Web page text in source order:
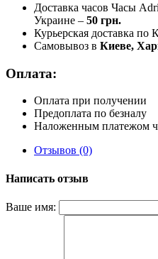
Доставка часов Часы
Украине – 50 грн.
Курьерская доставка по
Самовывоз в Киеве,
Оплата:
Оплата при получении
Предоплата по безналу
Наложенным платежом
Отзывов (0)
Написать отзыв
Ваше имя: